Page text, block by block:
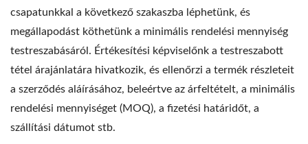
csapatunkkal a következő szakaszba léphetünk, és
megállapodást köthetünk a minimális rendelési mennyiség
testreszabásáról. Értékesítési képviselőnk a testreszabott
tétel árajánlatára hivatkozik, és ellenőrzi a termék részleteit
a szerződés aláírásához, beleértve az árfeltételt, a minimális
rendelési mennyiséget (MOQ), a fizetési határidőt, a
szállítási dátumot stb.